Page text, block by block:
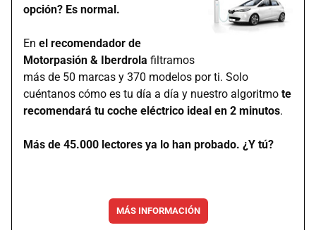
opción? Es normal.
En el recomendador de
Motorpasión & Iberdrola filtramos
más de 50 marcas y 370 modelos por ti. Solo
cuéntanos cómo es tu día a día y nuestro algoritmo te
recomendará tu coche eléctrico ideal en 2 minutos.
Más de 45.000 lectores ya lo han probado. ¿Y tú?
MÁS INFORMACIÓN